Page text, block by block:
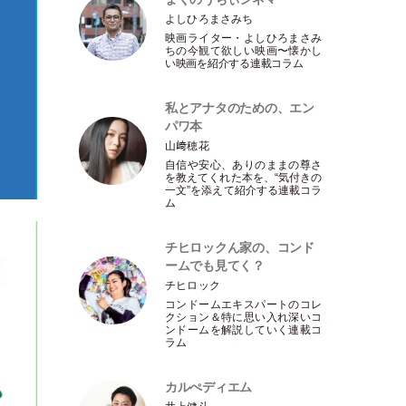
よしひろまさみち
映画ライター ・ よしひろまさみ
ちの今観て欲しい映画〜懐かし
い映画を紹介する連載コラム
私とアナタのための、エン
パワ本
山﨑穂花
自信や安心、ありのままの尊さ
を教えてくれた本を、“気付きの
一文”を添えて紹介する連載コラ
ム
チヒロックん家の、コンド
ームでも見てく？
チヒロック
コンドームエキスパートのコレ
クション＆特に思い入れ深いコ
ンドームを解説していく連載コ
ラム
カルぺディエム